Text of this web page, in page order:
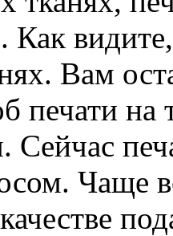
Как
Вам
печати на
Чаще